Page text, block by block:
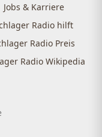
Jobs & Karriere
Radio hilft
Radio Preis
Radio Wikipedia